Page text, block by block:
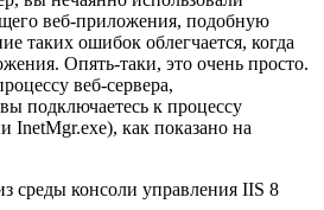
веб-приложения, подобную
таких ошибок облегчается, когда
Опять-таки, это очень просто.
веб-сервера,
подключаетесь к процессу
InetMgr.exe), как показано на